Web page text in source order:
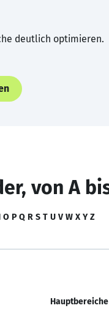
deutlich optimieren.
von A
O P Q R S T U V W X Y Z
Hauptbereiche